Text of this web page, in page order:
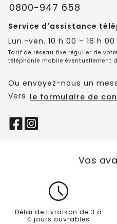
0800-947 658
Service d'assistance
Lun.-ven. 10 h 00 – 16 h 00
Tarif de réseau fixe régulier de
téléphonie mobile éventuellement
Ou envoyez-nous un
Vers le formulaire de
Vos
Délai de livraison de 3 à
4 jours ouvrables